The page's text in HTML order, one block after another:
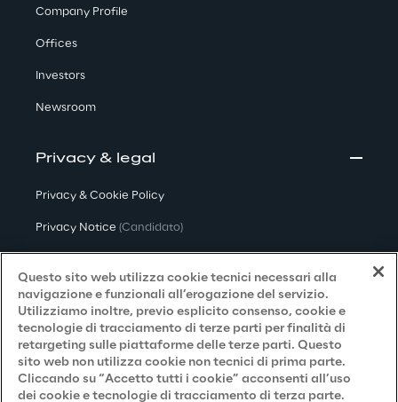
Company Profile
Offices
Investors
Newsroom
Privacy & legal
Privacy & Cookie Policy
Privacy Notice (Candidato)
Privacy Notice(Fornitore)
Privacy Notice (Marketing)
Accessibilità
Questo sito web utilizza cookie tecnici necessari alla
navigazione e funzionali all’erogazione del servizio.
Utilizziamo inoltre, previo esplicito consenso, cookie e
tecnologie di tracciamento di terze parti per finalità di
retargeting sulle piattaforme delle terze parti. Questo
sito web non utilizza cookie non tecnici di prima parte.
Cliccando su “Accetto tutti i cookie” acconsenti all’uso
dei cookie e tecnologie di tracciamento di terza parte.